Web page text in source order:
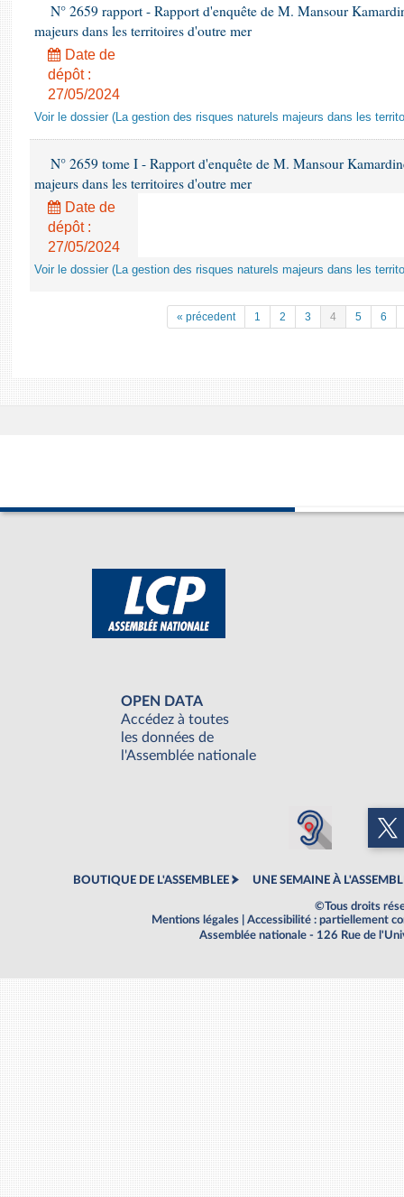
N° 2659 rapport - Rapport d'enquête de M. Mansour
majeurs dans les territoires d'outre mer
Date de
dépôt :
27/05/2024
Voir le dossier (La gestion des risques naturels majeurs dans les
N° 2659 tome I - Rapport d'enquête de M. Mansour
majeurs dans les territoires d'outre mer
Date de
dépôt :
27/05/2024
Voir le dossier (La gestion des risques naturels majeurs dans les
« précedent 1 2 3 4 5 6
OPEN DATA
Accédez à toutes
les données de
l'Assemblée nationale
BOUTIQUE DE L'ASSEMBLEE UNE SEMAINE À
©Tous droits
Mentions légales
Accessibilité : partiellement
Assemblée nationale - 126 Rue de